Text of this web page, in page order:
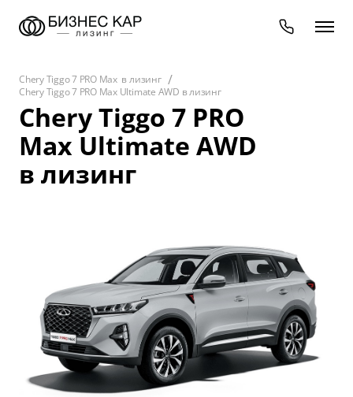
Chery Tiggo 7 PRO Max в лизинг
Chery Tiggo 7 PRO Max Ultimate AWD в лизинг
Chery Tiggo 7 PRO
Max Ultimate AWD
в лизинг